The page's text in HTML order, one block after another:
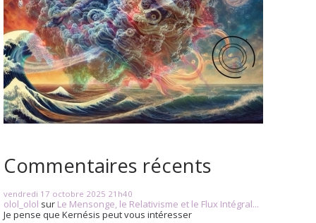
Commentaires récents
vendredi 17 octobre 2025 21h40
olol_olol sur Le Mensonge, le Relativisme et le Flux Intégral...
Je pense que Kernésis peut vous intéresser